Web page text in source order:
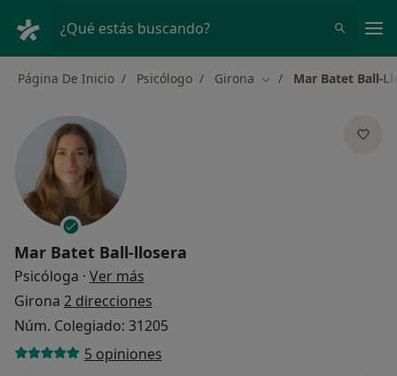
¿Qué estás buscando?
Página De Inicio Psicólogo Girona Cambiar de ciudad
Mar Batet Ball-
Mar Batet Ball-llosera
Psicóloga · Ver más
Girona 2 direcciones
Núm. Colegiado: 31205
5 opiniones